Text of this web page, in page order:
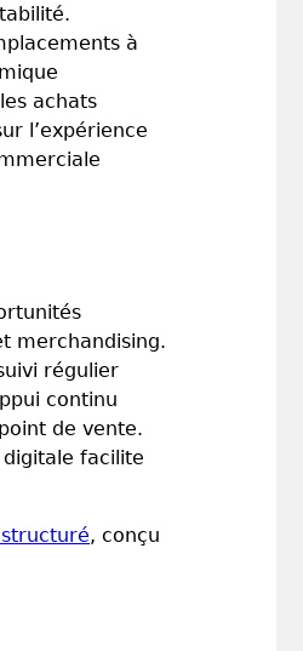
à
achats
l’expérience
merchandising.
régulier
continu
de vente.
facilite
, conçu